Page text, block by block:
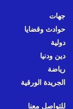
جهات
حوادث وقضايا
دولية
دين ودنيا
رياضة
الجريدة الورقية
للتواصل معنا